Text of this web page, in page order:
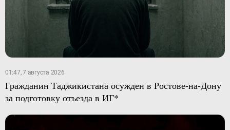
01:47, 7 августа 2026
Гражданин Таджикистана осужден в Ростове-на-Дону
за подготовку отъезда в ИГ*